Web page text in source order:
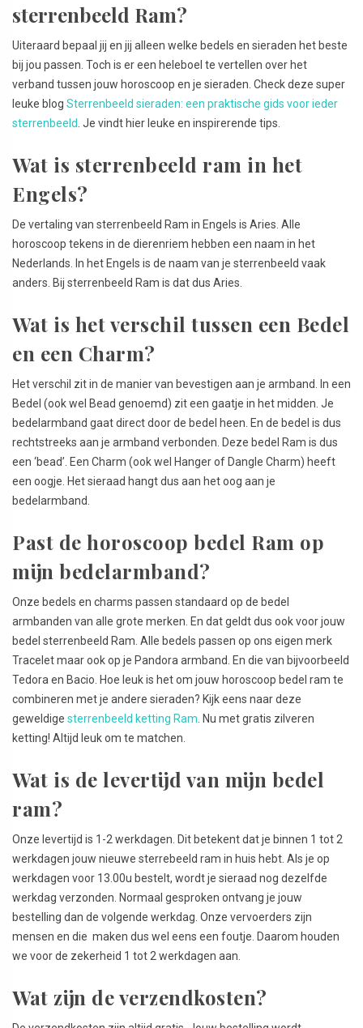
sterrenbeeld Ram?
Uiteraard bepaal jij en jij alleen welke bedels en sieraden het beste
bij jou passen. Toch is er een heleboel te vertellen over het
verband tussen jouw horoscoop en je sieraden. Check deze super
leuke blog Sterrenbeeld sieraden: een praktische gids voor ieder
sterrenbeeld . Je vindt hier leuke en inspirerende tips.
Wat is sterrenbeeld ram in het
Engels?
De vertaling van sterrenbeeld Ram in Engels is Aries. Alle
horoscoop tekens in de dierenriem hebben een naam in het
Nederlands. In het Engels is de naam van je sterrenbeeld vaak
anders. Bij sterrenbeeld Ram is dat dus Aries.
Wat is het verschil tussen een Bedel
en een Charm?
Het verschil zit in de manier van bevestigen aan je armband. In een
Bedel (ook wel Bead genoemd) zit een gaatje in het midden. Je
bedelarmband gaat direct door de bedel heen. En de bedel is dus
rechtstreeks aan je armband verbonden. Deze bedel Ram is dus
een ‘bead’. Een Charm (ook wel Hanger of Dangle Charm) heeft
een oogje. Het sieraad hangt dus aan het oog aan je
bedelarmband.
Past de horoscoop bedel Ram op
mijn bedelarmband?
Onze bedels en charms passen standaard op de bedel
armbanden van alle grote merken. En dat geldt dus ook voor jouw
bedel sterrenbeeld Ram. Alle bedels passen op ons eigen merk
Tracelet maar ook op je Pandora armband. En die van bijvoorbeeld
Tedora en Bacio. Hoe leuk is het om jouw horoscoop bedel ram te
combineren met je andere sieraden? Kijk eens naar deze
geweldige sterrenbeeld ketting Ram . Nu met gratis zilveren
ketting! Altijd leuk om te matchen.
Wat is de levertijd van mijn bedel
ram?
Onze levertijd is 1-2 werkdagen. Dit betekent dat je binnen 1 tot 2
werkdagen jouw nieuwe sterrebeeld ram in huis hebt. Als je op
werkdagen voor 13.00u bestelt, wordt je sieraad nog dezelfde
werkdag verzonden. Normaal gesproken ontvang je jouw
bestelling dan de volgende werkdag. Onze vervoerders zijn
mensen en die maken dus wel eens een foutje. Daarom houden
we voor de zekerheid 1 tot 2 werkdagen aan.
Wat zijn de verzendkosten?